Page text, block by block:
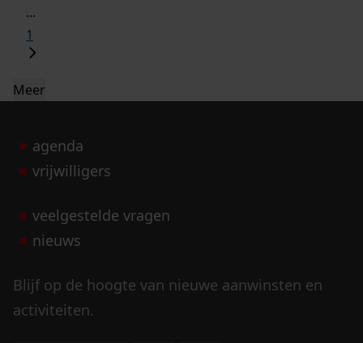
...
1
Meer
agenda
vrijwilligers
veelgestelde vragen
nieuws
Blijf op de hoogte van nieuwe aanwinsten en
activiteiten.